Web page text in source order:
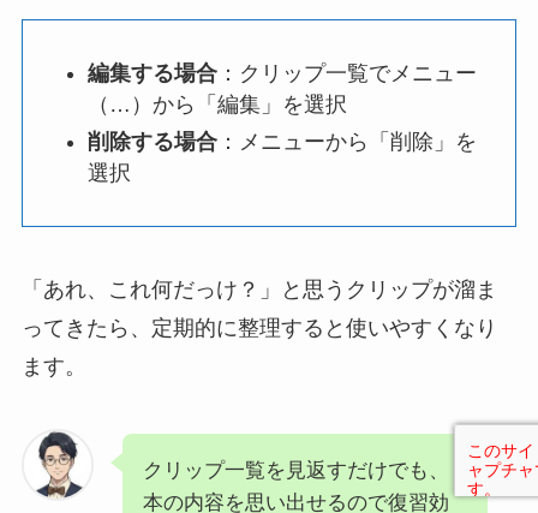
編集する場合：クリップ一覧でメニュー
（…）から「編集」を選択
削除する場合：メニューから「削除」を
選択
「あれ、これ何だっけ？」と思うクリップが溜ま
ってきたら、定期的に整理すると使いやすくなり
ます。
クリップ一覧を見返すだけでも、
本の内容を思い出せるので復習効